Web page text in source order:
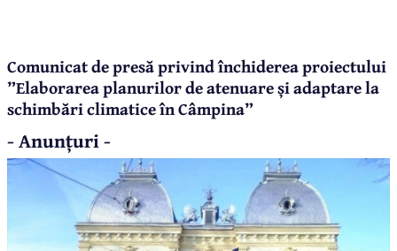
Comunicat de presă privind închiderea proiectului
”Elaborarea planurilor de atenuare și adaptare la
schimbări climatice în Câmpina”
- Anunțuri -